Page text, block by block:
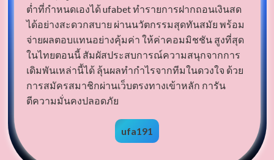
ต่ำที่กำหนดเองได้ ufabet ทำรายการฝากถอนเงินสด
ได้อย่างสะดวกสบาย ผ่านนวัตกรรมสุดทันสมัย พร้อม
จ่ายผลตอบแทนอย่างคุ้มค่า ให้ค่าคอมมิชชัน สูงที่สุด
ในไทยตอนนี้ สัมผัสประสบการณ์ความสนุกจากการ
เดิมพันเหล่านี้ได้ ลุ้นผลทำกำไรจากทีมในดวงใจ ด้วย
การสมัครสมาชิกผ่านเว็บตรงทางเข้าหลัก การัน
ตีความมั่นคงปลอดภัย
ufa191